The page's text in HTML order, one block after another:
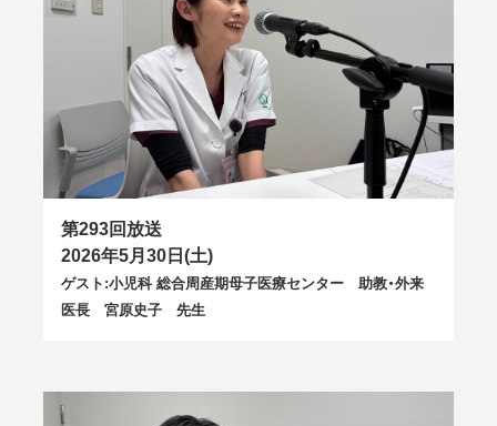
第293回放送
2026年5月30日(土)
ゲスト:小児科 総合周産期母子医療センター 助教・外来
医長 宮原史子 先生